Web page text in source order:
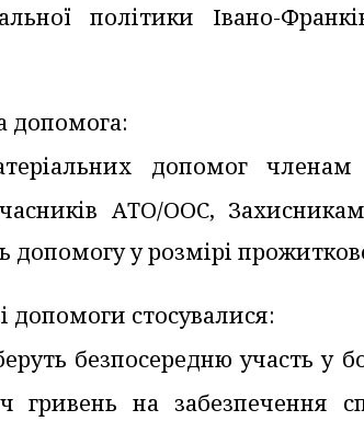
політики Івано-
допомога:
допомог
АТО/ООС,
допомогу у розмірі
допомоги стосувалися:
безпосередню участь у
гривень на забезпечення